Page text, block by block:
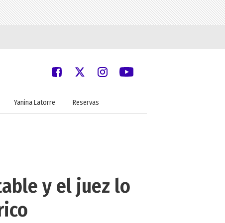
Yanina Latorre Reservas
y el juez lo